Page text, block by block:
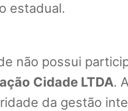
estadual.
não possui
Cidade LTDA.
da gestão